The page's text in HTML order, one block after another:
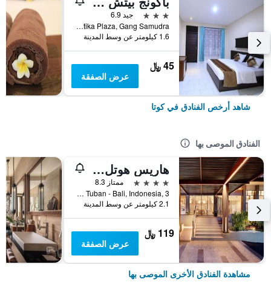
3 نجوم
جيد 6.9
Jalan Kartika Plaza, Gang Samudra, كوتا, إندونيسيا
1.6 كيلومتر عن وسط المدينة
45 ﷼
عرض الصفقة
شاهد أرخص الفنادق في كوتا
الفنادق الموصى بها
هاريس هوتل كوتا توبان بالي
4 نجوم
ممتاز 8.3
Jl.Dewi Sartika Tuban - Bali, Indonesia, 3, كوتا, إندونيسيا
2.1 كيلومتر عن وسط المدينة
119 ﷼
عرض الصفقة
مشاهدة الفنادق الأخرى الموصى بها